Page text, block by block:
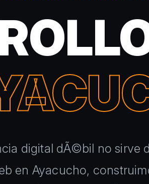
digital dÃ©bil no sirve
en Ayacucho,